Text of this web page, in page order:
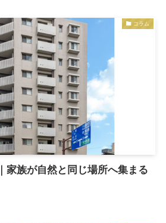
コラム
家族が自然と同じ場所へ集まる